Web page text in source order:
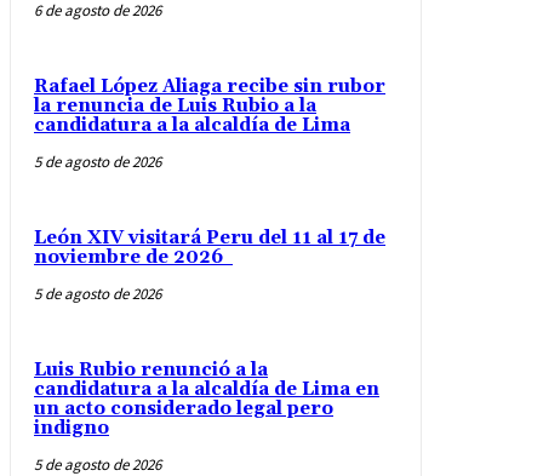
6 de agosto de 2026
Rafael López Aliaga recibe sin rubor
la renuncia de Luis Rubio a la
candidatura a la alcaldía de Lima
5 de agosto de 2026
León XIV visitará Peru del 11 al 17 de
noviembre de 2026
5 de agosto de 2026
Luis Rubio renunció a la
candidatura a la alcaldía de Lima en
un acto considerado legal pero
indigno
5 de agosto de 2026